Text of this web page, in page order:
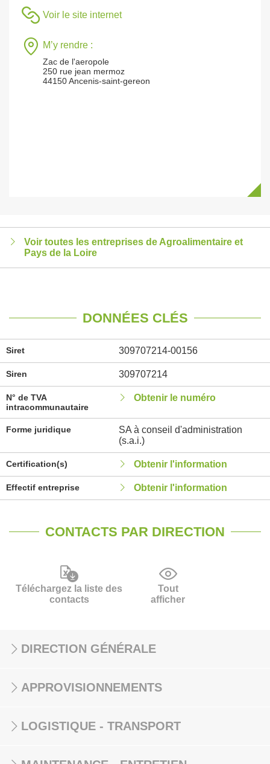
Voir le site internet
M’y rendre :
Zac de l'aeropole
250 rue jean mermoz
44150 Ancenis-saint-gereon
Voir toutes les entreprises de Agroalimentaire et
Pays de la Loire
DONNÉES CLÉS
Siret 309707214-00156
Siren 309707214
N° de TVA
intracommunautaire
Obtenir le numéro
Forme juridique
SA à conseil d'administration
(s.a.i.)
Certification(s) Obtenir l'information
Effectif entreprise Obtenir l'information
CONTACTS PAR DIRECTION
Téléchargez la liste des
contacts
Tout
afficher
DIRECTION GÉNÉRALE
APPROVISIONNEMENTS
LOGISTIQUE - TRANSPORT